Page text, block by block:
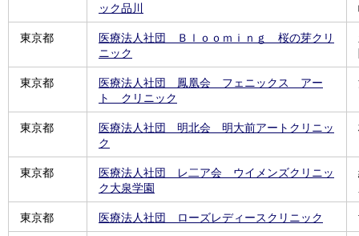
ック品川
東京都
医療法人社団 Ｂｌｏｏｍｉｎｇ 桜の芽クリ
ニック
東京都
医療法人社団 鳳凰会 フェニックス アー
ト クリニック
東京都
医療法人社団 明北会 明大前アートクリニッ
ク
東京都
医療法人社団 レ二ア会 ウイメンズクリニッ
ク大泉学園
東京都 医療法人社団 ローズレディースクリニック